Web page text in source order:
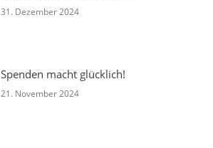
31. Dezember 2024
Spenden macht glücklich!
21. November 2024